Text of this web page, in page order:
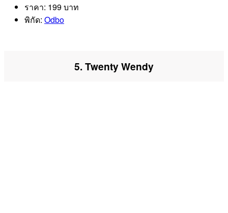
ราคา: 199 บาท
พิกัด: Odbo
5. Twenty Wendy